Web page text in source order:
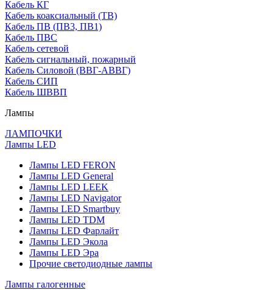
Кабель КГ
Кабель коаксиальный (ТВ)
Кабель ПВ (ПВ3, ПВ1)
Кабель ПВС
Кабель сетевой
Кабель сигнальный, пожарный
Кабель Силовой (ВВГ-АВВГ)
Кабель СИП
Кабель ШВВП
Лампы
ЛАМПОЧКИ
Лампы LED
Лампы LED FERON
Лампы LED General
Лампы LED LEEK
Лампы LED Navigator
Лампы LED Smartbuy
Лампы LED TDM
Лампы LED Фарлайт
Лампы LED Экола
Лампы LED Эра
Прочие светодиодные лампы
Лампы галогенные